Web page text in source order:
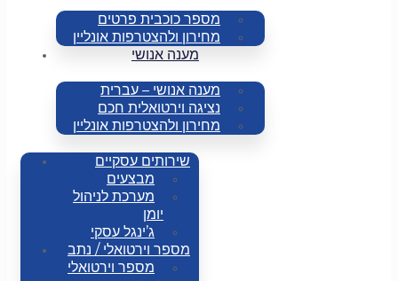
מספר כוכבית פרטים
מחירון ולהצטרפות אונליין
מענה אנושי
מענה אנושי – עברית
נציגה וירטואלית חכם
מחירון ולהצטרפות אונליין
שירותים עסקיים
מבצעים
מערכת לניהול
יומן
ג’ינגל עסקי
מספר וירטואלי / נתב
מספר וירטואלי